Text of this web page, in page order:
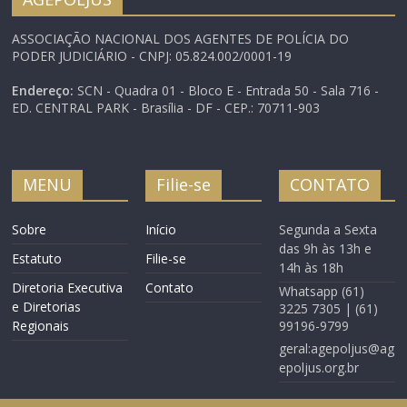
ASSOCIAÇÃO NACIONAL DOS AGENTES DE POLÍCIA DO
PODER JUDICIÁRIO - CNPJ: 05.824.002/0001-19
Endereço: SCN - Quadra 01 - Bloco E - Entrada 50 - Sala 716 -
ED. CENTRAL PARK - Brasília - DF - CEP.: 70711-903
MENU
Sobre
Estatuto
Diretoria Executiva
e Diretorias
Regionais
Filie-se
Início
Filie-se
Contato
CONTATO
Segunda a Sexta
das 9h às 13h e
14h às 18h
Whatsapp (61)
3225 7305 | (61)
99196-9799
geral:agepoljus@ag
epoljus.org.br